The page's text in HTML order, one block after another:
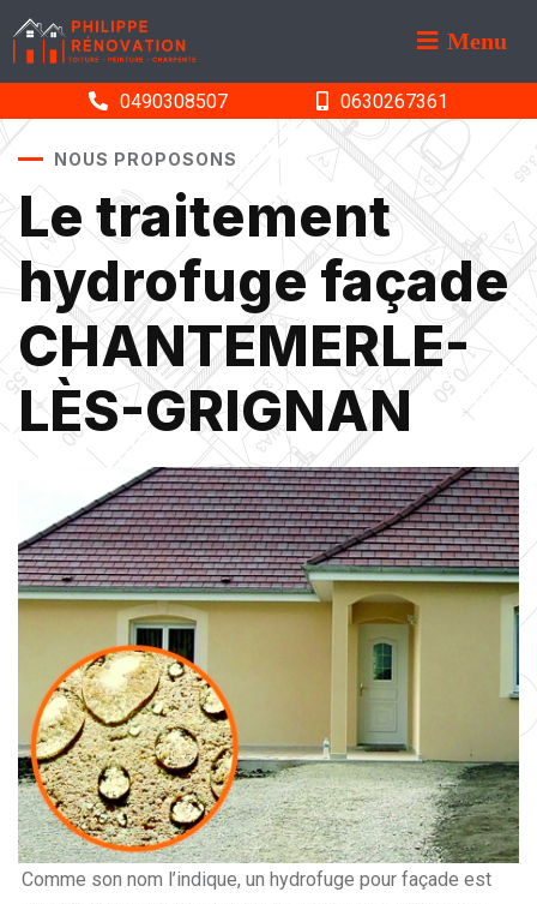
Menu
0490308507 0630267361
NOUS PROPOSONS
Le traitement
hydrofuge façade
CHANTEMERLE-
LÈS-GRIGNAN
Comme son nom l’indique, un hydrofuge pour façade est